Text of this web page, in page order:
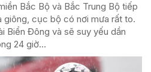
Bắc Bộ và Bắc Trung Bộ tiếp
cục bộ có nơi mưa rất to.
Biển Đông và sẽ suy yếu dần
24 giờ...